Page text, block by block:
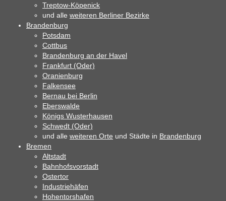
Treptow-Köpenick
und alle weiteren Berliner Bezirke
Brandenburg
Potsdam
Cottbus
Brandenburg an der Havel
Frankfurt (Oder)
Oranienburg
Falkensee
Bernau bei Berlin
Eberswalde
Königs Wusterhausen
Schwedt (Oder)
und alle weiteren Orte und Städte in Brandenburg
Bremen
Altstadt
Bahnhofsvorstadt
Ostertor
Industriehäfen
Hohentorshafen